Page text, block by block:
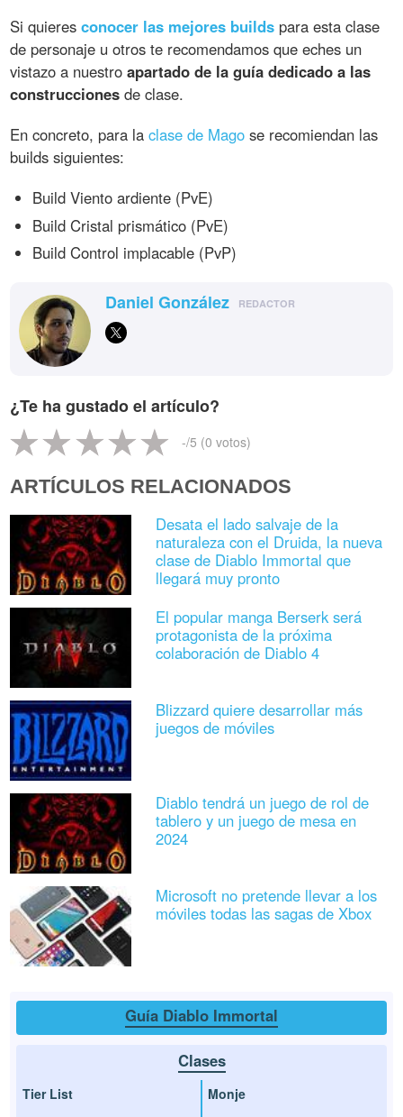
Si quieresconocer las mejores builds para esta clase
de personaje u otros te recomendamos que eches un
vistazo a nuestroapartado de la guía dedicado a las
construcciones de clase.
En concreto, para laclase de Mago se recomiendan las
builds siguientes:
Build Viento ardiente (PvE)
Build Cristal prismático (PvE)
Build Control implacable (PvP)
Daniel González REDACTOR
¿Te ha gustado el artículo?
-/5 (0 votos)
ARTÍCULOS RELACIONADOS
Desata el lado salvaje de la
naturaleza con el Druida, la nueva
clase de Diablo Immortal que
llegará muy pronto
El popular manga Berserk será
protagonista de la próxima
colaboración de Diablo 4
Blizzard quiere desarrollar más
juegos de móviles
Diablo tendrá un juego de rol de
tablero y un juego de mesa en
2024
Microsoft no pretende llevar a los
móviles todas las sagas de Xbox
Guía Diablo Immortal
Clases
Tier List
Monje